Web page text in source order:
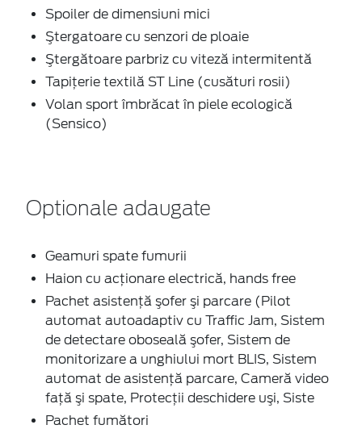
Spoiler de dimensiuni mici
Ştergatoare cu senzori de ploaie
Ştergătoare parbriz cu viteză intermitentă
Tapiţerie textilă ST Line (cusături rosii)
Volan sport îmbrăcat în piele ecologică
(Sensico)
Optionale adaugate
Geamuri spate fumurii
Haion cu acţionare electrică, hands free
Pachet asistenţă şofer şi parcare (Pilot
automat autoadaptiv cu Traffic Jam, Sistem
de detectare oboseală şofer, Sistem de
monitorizare a unghiului mort BLIS, Sistem
automat de asistenţă parcare, Cameră video
faţă şi spate, Protecţii deschidere uşi, Siste
Pachet fumători